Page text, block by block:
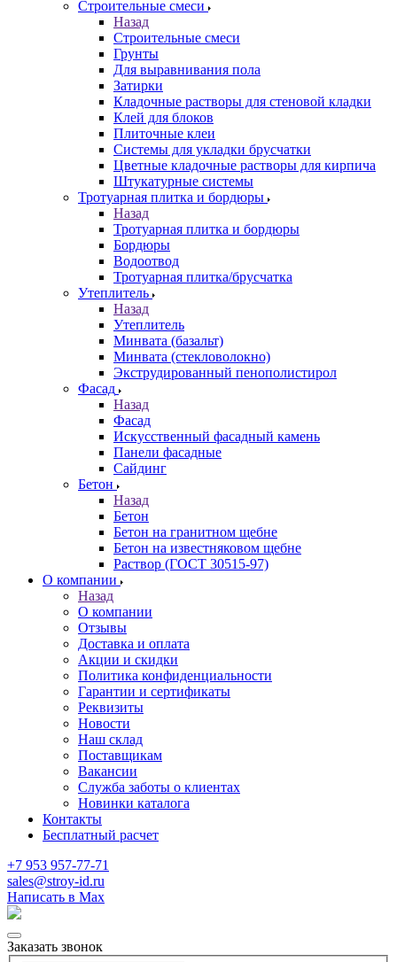
Строительные смеси
Назад
Строительные смеси
Грунты
Для выравнивания пола
Затирки
Кладочные растворы для стеновой кладки
Клей для блоков
Плиточные клеи
Системы для укладки брусчатки
Цветные кладочные растворы для кирпича
Штукатурные системы
Тротуарная плитка и бордюры
Назад
Тротуарная плитка и бордюры
Бордюры
Водоотвод
Тротуарная плитка/брусчатка
Утеплитель
Назад
Утеплитель
Минвата (базальт)
Минвата (стекловолокно)
Экструдированный пенополистирол
Фасад
Назад
Фасад
Искусственный фасадный камень
Панели фасадные
Сайдинг
Бетон
Назад
Бетон
Бетон на гранитном щебне
Бетон на известняковом щебне
Раствор (ГОСТ 30515-97)
О компании
Назад
О компании
Отзывы
Доставка и оплата
Акции и скидки
Политика конфиденциальности
Гарантии и сертификаты
Реквизиты
Новости
Наш склад
Поставщикам
Вакансии
Служба заботы о клиентах
Новинки каталога
Контакты
Бесплатный расчет
+7 953 957-77-71
sales@stroy-id.ru
Написать в Max
Заказать звонок